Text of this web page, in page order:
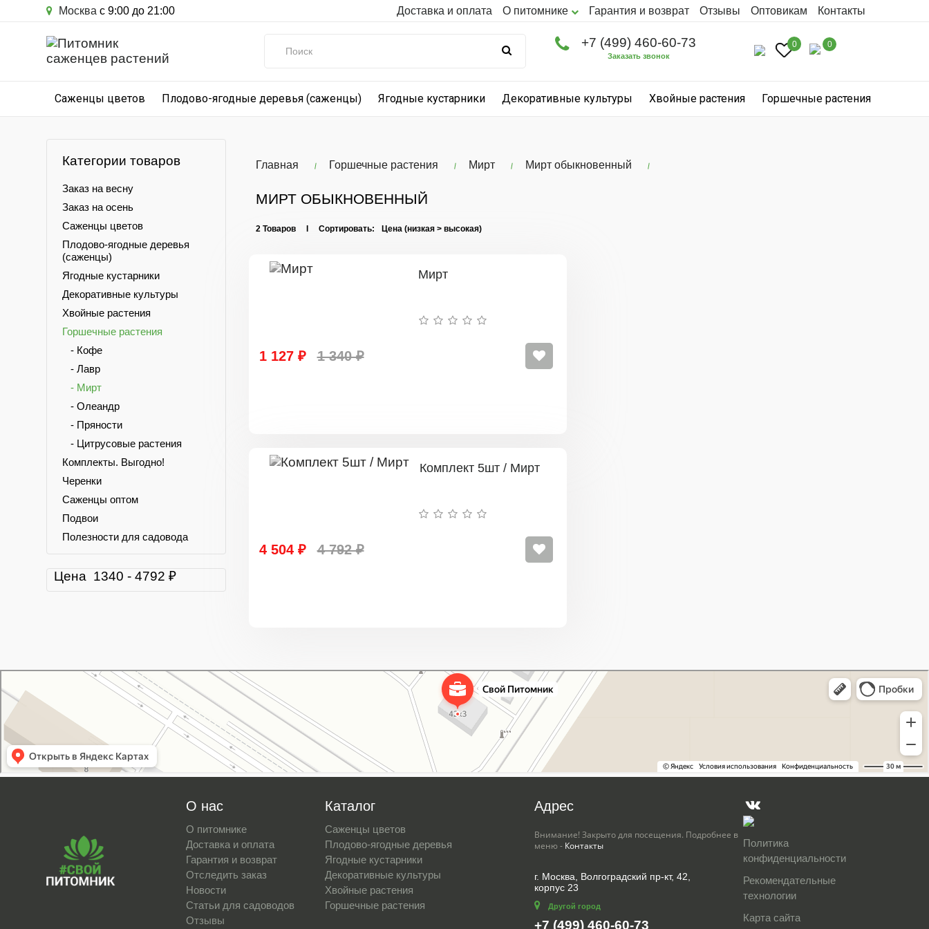
Москва с 9:00 до 21:00 Доставка и оплата О питомнике Гарантия и возврат Отзывы Оптовикам Контакты
+7 (499) 460-60-73
Заказать звонок
0 0
Саженцы цветов Плодово-ягодные деревья (саженцы) Ягодные кустарники Декоративные культуры Хвойные растения Горшечные растения
Категории товаров
Заказ на весну
Заказ на осень
Саженцы цветов
Плодово-ягодные деревья
(саженцы)
Ягодные кустарники
Декоративные культуры
Хвойные растения
Горшечные растения
- Кофе
- Лавр
- Мирт
- Олеандр
- Пряности
- Цитрусовые растения
Комплекты. Выгодно!
Черенки
Саженцы оптом
Подвои
Полезности для садовода
Цена 1340 - 4792 ₽
Главная Горшечные растения Мирт Мирт обыкновенный
МИРТ ОБЫКНОВЕННЫЙ
2 Товаров I Сортировать:
Мирт
1 127 ₽ 1 340 ₽
Комплект 5шт / Мирт
4 504 ₽ 4 792 ₽
Питомник растений в Москве
Садовый центр в Москве
О нас
О питомнике
Доставка и оплата
Гарантия и возврат
Отследить заказ
Новости
Статьи для садоводов
Отзывы
Каталог
Саженцы цветов
Плодово-ягодные деревья
Ягодные кустарники
Декоративные культуры
Хвойные растения
Горшечные растения
Адрес
Внимание! Закрыто для посещения. Подробнее в
меню - Контакты
г. Москва, Волгоградский пр-кт, 42,
корпус 23
Другой город
+7 (499) 460-60-73
Политика
конфиденциальности
Рекомендательные
технологии
Карта сайта